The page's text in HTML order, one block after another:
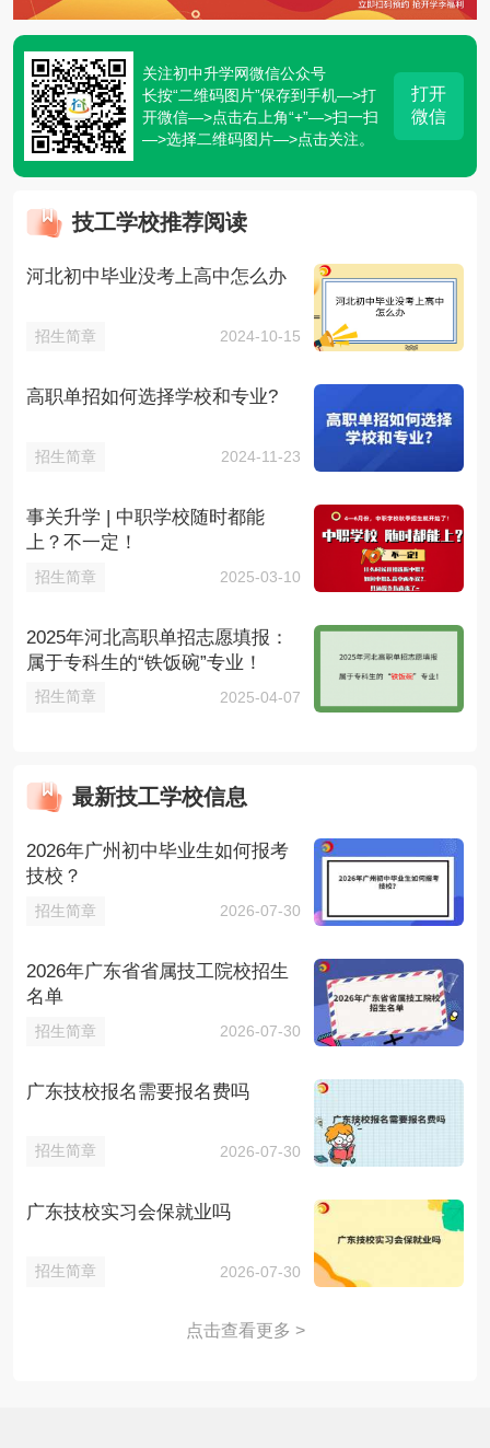
关注初中升学网微信公众号
长按“二维码图片”保存到手机—>打
开微信—>点击右上角“+”—>扫一扫
—>选择二维码图片—>点击关注。
打开
微信
技工学校推荐阅读
河北初中毕业没考上高中怎么办
招生简章 2024-10-15
高职单招如何选择学校和专业?
招生简章 2024-11-23
事关升学 | 中职学校随时都能
上？不一定！
招生简章 2025-03-10
2025年河北高职单招志愿填报：
属于专科生的“铁饭碗”专业！
招生简章 2025-04-07
最新技工学校信息
2026年广州初中毕业生如何报考
技校？
招生简章 2026-07-30
2026年广东省省属技工院校招生
名单
招生简章 2026-07-30
广东技校报名需要报名费吗
招生简章 2026-07-30
广东技校实习会保就业吗
招生简章 2026-07-30
点击查看更多 >